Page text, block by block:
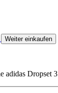
Weiter einkaufen
adidas Dropset 3